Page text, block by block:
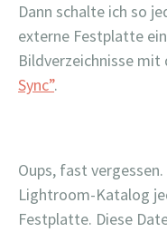
Dann schalte ich so
externe Festplatte
Bildverzeichnisse
Sync”.
Oups, fast
Lightroom-Katalog
Festplatte. Diese